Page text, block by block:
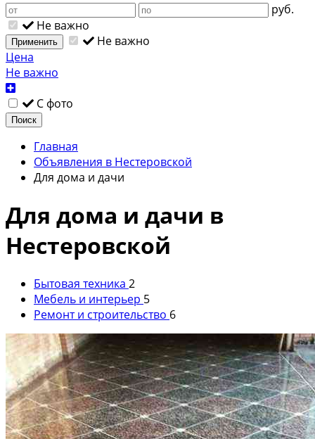
руб.
Не важно
Применить
Не важно
Цена
Не важно
С фото
Поиск
Главная
Объявления в Нестеровской
Для дома и дачи
Для дома и дачи в
Нестеровской
Бытовая техника 2
Мебель и интерьер 5
Ремонт и строительство 6